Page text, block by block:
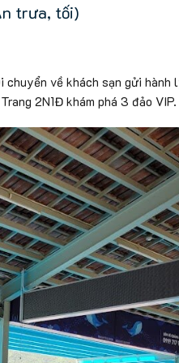
trưa, tối)
chuyển về khách sạn gửi hành
2N1Đ khám phá 3 đảo VIP.